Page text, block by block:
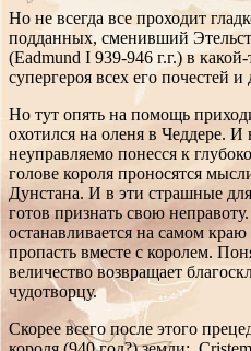
Но не всегда все проходит
подданных, сменивший
(Eadmund I 939-946 г.г.) в
супергероя всех его почестей
Но тут опять на помощь
охотился на оленя в Чеддере. И
неуправляемо понесся к
голове короля проносятся
Дунстана. И в эти страшные
готов признать свою
останавливается на самом
пропасть вместе с королем.
величество возвращает
чудотворцу.
Скорее всего после этого